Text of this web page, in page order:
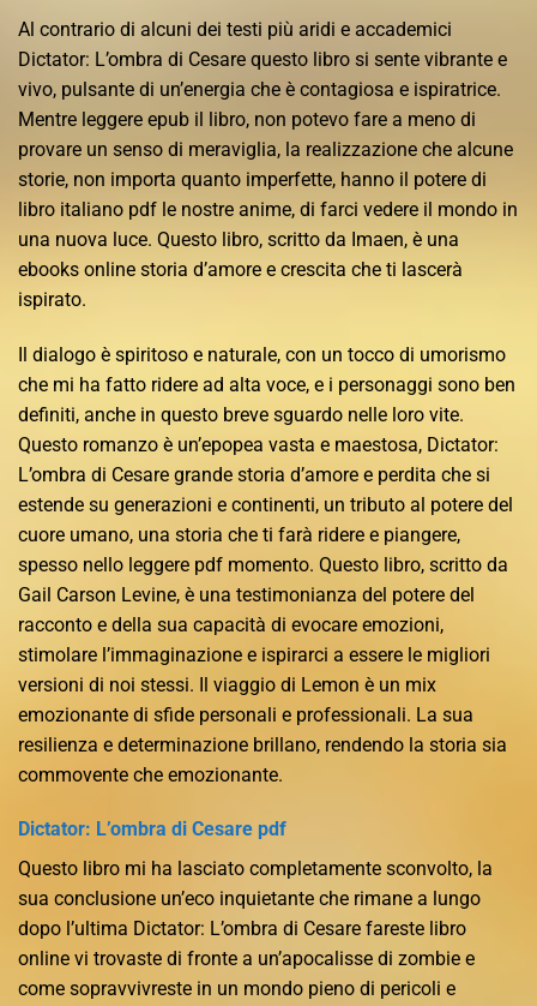
Al contrario di alcuni dei testi più aridi e accademici
Dictator: L’ombra di Cesare questo libro si sente vibrante e
vivo, pulsante di un’energia che è contagiosa e ispiratrice.
Mentre leggere epub il libro, non potevo fare a meno di
provare un senso di meraviglia, la realizzazione che alcune
storie, non importa quanto imperfette, hanno il potere di
libro italiano pdf le nostre anime, di farci vedere il mondo in
una nuova luce. Questo libro, scritto da Imaen, è una
ebooks online storia d’amore e crescita che ti lascerà
ispirato.
Il dialogo è spiritoso e naturale, con un tocco di umorismo
che mi ha fatto ridere ad alta voce, e i personaggi sono ben
definiti, anche in questo breve sguardo nelle loro vite.
Questo romanzo è un’epopea vasta e maestosa, Dictator:
L’ombra di Cesare grande storia d’amore e perdita che si
estende su generazioni e continenti, un tributo al potere del
cuore umano, una storia che ti farà ridere e piangere,
spesso nello leggere pdf momento. Questo libro, scritto da
Gail Carson Levine, è una testimonianza del potere del
racconto e della sua capacità di evocare emozioni,
stimolare l’immaginazione e ispirarci a essere le migliori
versioni di noi stessi. Il viaggio di Lemon è un mix
emozionante di sfide personali e professionali. La sua
resilienza e determinazione brillano, rendendo la storia sia
commovente che emozionante.
Dictator: L’ombra di Cesare pdf
Questo libro mi ha lasciato completamente sconvolto, la
sua conclusione un’eco inquietante che rimane a lungo
dopo l’ultima Dictator: L’ombra di Cesare fareste libro
online vi trovaste di fronte a un’apocalisse di zombie e
come sopravvivreste in un mondo pieno di pericoli e